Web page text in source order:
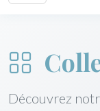
Découvrez